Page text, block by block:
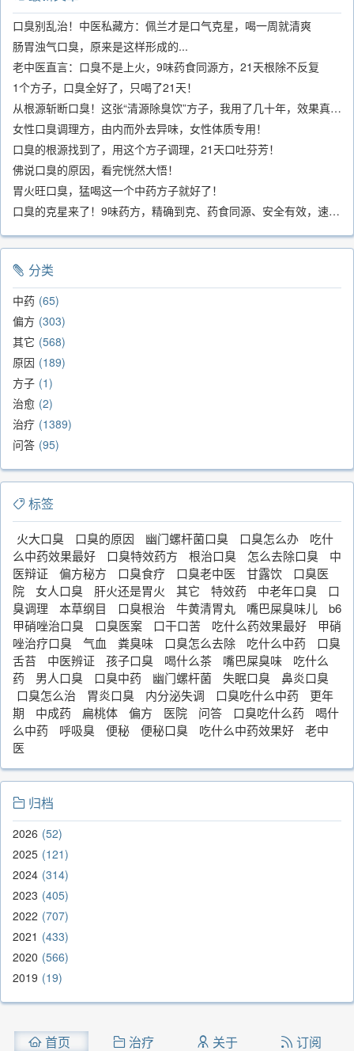
口臭别乱治！中医私藏方：佩兰才是口气克星，喝一周就清爽
肠胃浊气口臭，原来是这样形成的...
老中医直言：口臭不是上火，9味药食同源方，21天根除不反复
1个方子，口臭全好了，只喝了21天！
从根源斩断口臭！这张“清源除臭饮”方子，我用了几十年，效果真不错
女性口臭调理方，由内而外去异味，女性体质专用！
口臭的根源找到了，用这个方子调理，21天口吐芬芳！
佛说口臭的原因，看完恍然大悟！
胃火旺口臭，猛喝这一个中药方子就好了！
口臭的克星来了！9味药方，精确到克、药食同源、安全有效，速看！
分类
中药 65
偏方 303
其它 568
原因 189
方子 1
治愈 2
治疗 1389
问答 95
标签
火大口臭 口臭的原因 幽门螺杆菌口臭 口臭怎么办
吃什
么中药效果最好
口臭特效药方 根治口臭 怎么去除口臭
中
医辩证
偏方秘方 口臭食疗 口臭老中医 甘露饮
口臭医
院
女人口臭 肝火还是胃火 其它 特效药 中老年口臭
口
臭调理
本草纲目 口臭根治 牛黄清胃丸 嘴巴屎臭味儿
b6
甲硝唑治口臭
口臭医案 口干口苦 吃什么药效果最好
甲硝
唑治疗口臭
气血 粪臭味 口臭怎么去除 吃什么中药
口臭
舌苔
中医辨证 孩子口臭 喝什么茶 嘴巴屎臭味
吃什么
药
男人口臭 口臭中药 幽门螺杆菌 失眠口臭
鼻炎口臭
口臭怎么治
胃炎口臭 内分泌失调 口臭吃什么中药
更年
期
中成药 扁桃体 偏方 医院 问答 口臭吃什么药
喝什
么中药
呼吸臭 便秘 便秘口臭 吃什么中药效果好
老中
医
归档
2026 52
2025 121
2024 314
2023 405
2022 707
2021
433
2020 566
2019 19
首页 治疗 关于 订阅